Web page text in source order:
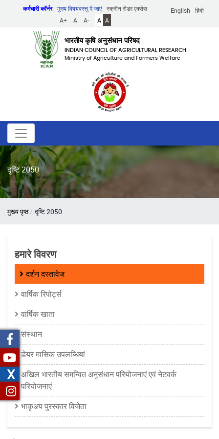
English हिंदी
कर्मचारी कॉर्नर मुख्य विषयवस्तु में जाएं
स्क्रीन रीडर एक्सेस
A+
A A- A A
भारतीय कृषि अनुसंधान परिषद
INDIAN COUNCIL OF AGRICULTURAL RESEARCH
Ministry of Agriculture and Farmers Welfare
दृष्टि 2050
पग
मुख्य पृष्ठ दृष्टि 2050
हमारे विवरण
दर्शन दस्तावेज
वार्षिक रिपोर्ट्स
वार्षिक खाता
संस्थान
डेयर मासिक उपलब्धियां
अखिल भारतीय समन्‍वित अनुसंधान परियोजनाएं एवं नेटवर्क
परियोजनाएं
भाकृअप पुरस्कार विजेता
X